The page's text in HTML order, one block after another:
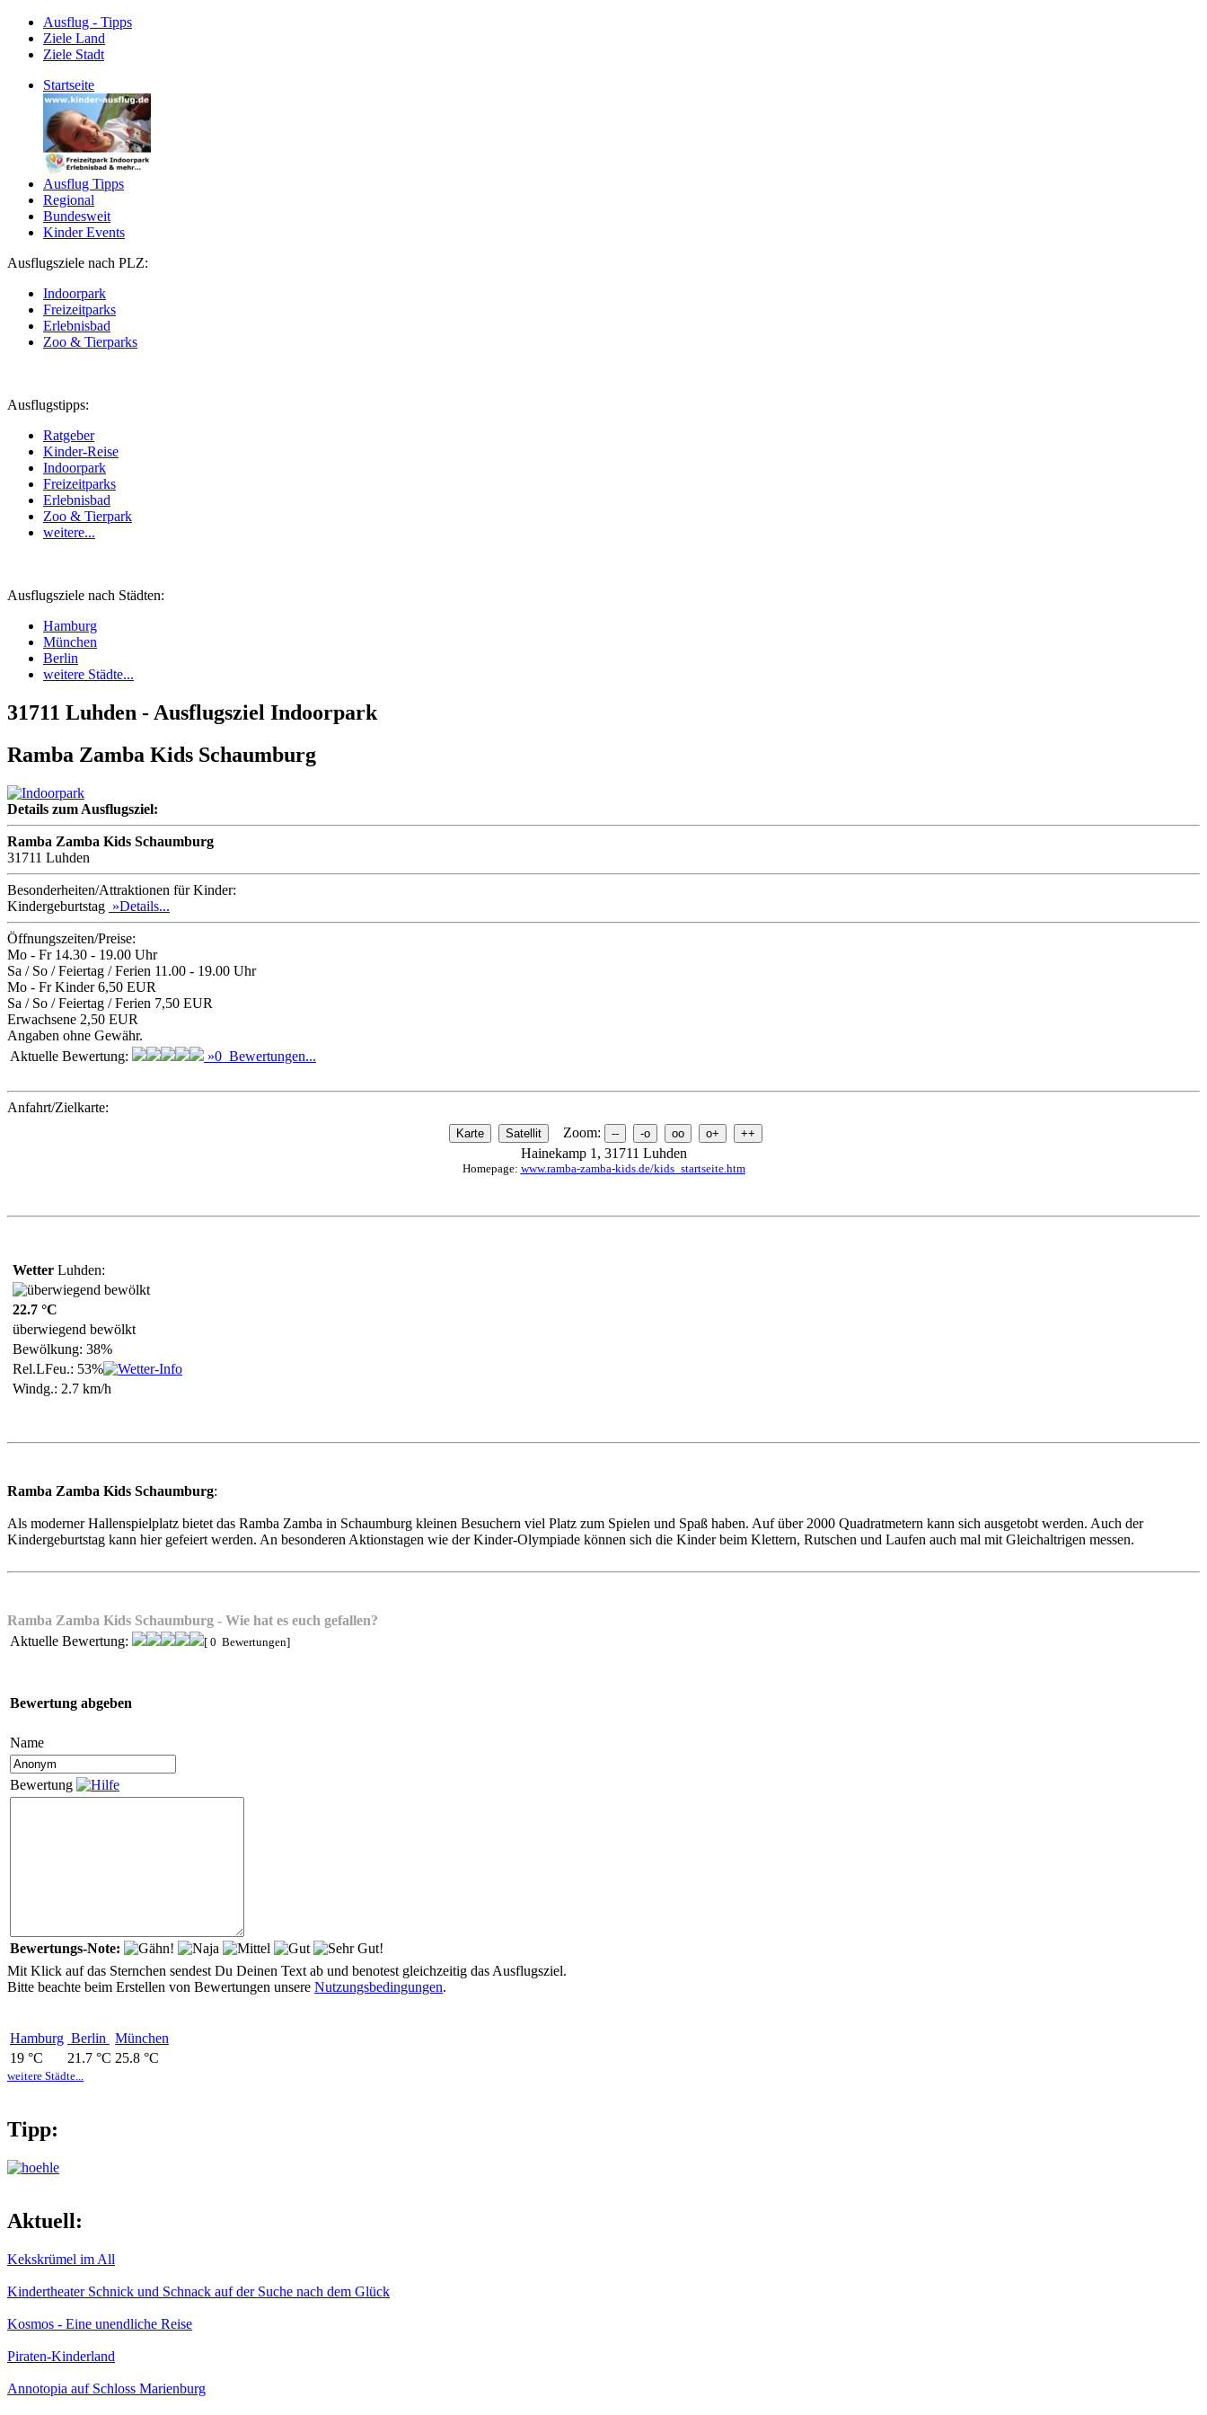
Ausflug - Tipps
Ziele Land
Ziele Stadt
Startseite
Ausflug Tipps
Regional
Bundesweit
Kinder Events
Ausflugsziele nach PLZ:
Indoorpark
Freizeitparks
Erlebnisbad
Zoo & Tierparks
Ausflugstipps:
Ratgeber
Kinder-Reise
Indoorpark
Freizeitparks
Erlebnisbad
Zoo & Tierpark
weitere...
Ausflugsziele nach Städten:
Hamburg
München
Berlin
weitere Städte...
31711 Luhden - Ausflugsziel Indoorpark
Ramba Zamba Kids Schaumburg
Details zum Ausflugsziel:
Ramba Zamba Kids Schaumburg
31711 Luhden
Besonderheiten/Attraktionen für Kinder:
Kindergeburtstag »Details...
Öffnungszeiten/Preise:
Mo - Fr 14.30 - 19.00 Uhr
Sa / So / Feiertag / Ferien 11.00 - 19.00 Uhr
Mo - Fr Kinder 6,50 EUR
Sa / So / Feiertag / Ferien 7,50 EUR
Erwachsene 2,50 EUR
Angaben ohne Gewähr.
Aktuelle Bewertung:
»0 Bewertungen...
Anfahrt/Zielkarte:
Zoom:
Hainekamp 1, 31711 Luhden
Homepage: www.ramba-zamba-kids.de/kids_startseite.htm
Wetter Luhden:
22.7 °C
überwiegend bewölkt
Bewölkung: 38%
Rel.LFeu.: 53%
Windg.: 2.7 km/h
Ramba Zamba Kids Schaumburg:
Als moderner Hallenspielplatz bietet das Ramba Zamba in Schaumburg kleinen Besuchern viel Platz zum Spielen und Spaß haben. Auf über 2000 Quadratmetern kann sich ausgetobt werden. Auch der
Kindergeburtstag kann hier gefeiert werden. An besonderen Aktionstagen wie der Kinder-Olympiade können sich die Kinder beim Klettern, Rutschen und Laufen auch mal mit Gleichaltrigen messen.
Ramba Zamba Kids Schaumburg - Wie hat es euch gefallen?
Aktuelle Bewertung:
[ 0 Bewertungen]
Bewertung abgeben
Name
Bewertung
Bewertungs-Note:
Mit Klick auf das Sternchen sendest Du Deinen Text ab und benotest gleichzeitig das Ausflugsziel.
Bitte beachte beim Erstellen von Bewertungen unsere Nutzungsbedingungen.
Hamburg Berlin
München
19 °C
21.7 °C 25.8 °C
weitere Städte...
Tipp:
Aktuell:
Kekskrümel im All
Kindertheater Schnick und Schnack auf der Suche nach dem Glück
Kosmos - Eine unendliche Reise
Piraten-Kinderland
Annotopia auf Schloss Marienburg